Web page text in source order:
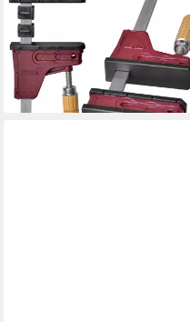
Einhandzwinge 4 x Parallel
Schraubzwinge PRL 400 kg
80 cm
179,00 €
lieferbar - in 2-3 Werktagen bei dir